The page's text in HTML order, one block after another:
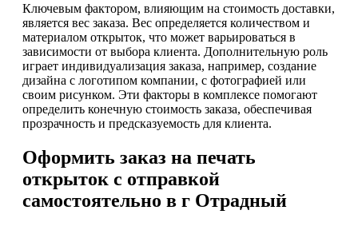
Ключевым фактором, влияющим на стоимость доставки,
является вес заказа. Вес определяется количеством и
материалом открыток, что может варьироваться в
зависимости от выбора клиента. Дополнительную роль
играет индивидуализация заказа, например, создание
дизайна с логотипом компании, с фотографией или
своим рисунком. Эти факторы в комплексе помогают
определить конечную стоимость заказа, обеспечивая
прозрачность и предсказуемость для клиента.
Оформить заказ на печать
открыток с отправкой
самостоятельно в г Отрадный